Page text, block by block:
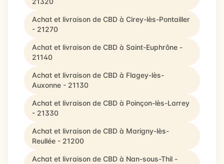
Achat et livraison de CBD à Cirey-lès-Pontailler
- 21270
Achat et livraison de CBD à Saint-Euphrône -
21140
Achat et livraison de CBD à Flagey-lès-
Auxonne - 21130
Achat et livraison de CBD à Poinçon-lès-Larrey
- 21330
Achat et livraison de CBD à Marigny-lès-
Reullée - 21200
Achat et livraison de CBD à Nan-sous-Thil -